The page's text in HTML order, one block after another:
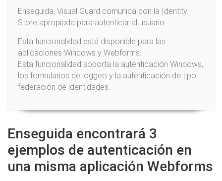
Enseguida, Visual Guard comunica con la Identity
Store apropiada para autenticar al usuario.
Esta funcionalidad está disponible para las
aplicaciones Windows y Webforms.
Esta funcionalidad soporta la autenticación Windows,
los formularios de loggeo y la autenticación de tipo
federación de identidades.
Enseguida encontrará 3
ejemplos de autenticación en
una misma aplicación Webforms